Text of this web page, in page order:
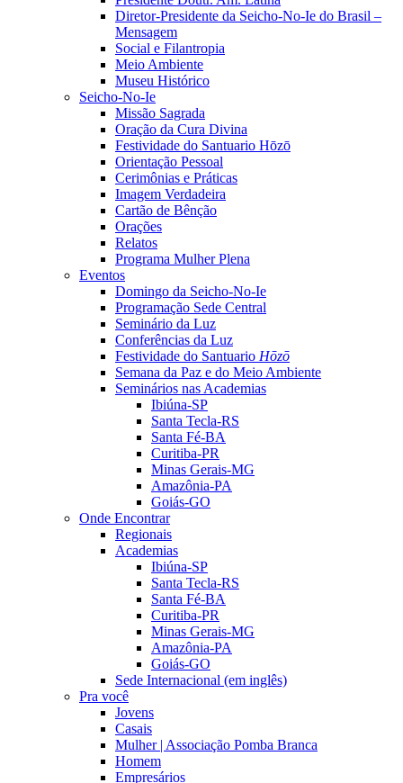
Diretor-Presidente da Seicho-No-Ie do Brasil –
Mensagem
Social e Filantropia
Meio Ambiente
Museu Histórico
Seicho-No-Ie
Missão Sagrada
Oração da Cura Divina
Festividade do Santuario Hōzō
Orientação Pessoal
Cerimônias e Práticas
Imagem Verdadeira
Cartão de Bênção
Orações
Relatos
Programa Mulher Plena
Eventos
Domingo da Seicho-No-Ie
Programação Sede Central
Seminário da Luz
Conferências da Luz
Festividade do Santuario Hōzō
Semana da Paz e do Meio Ambiente
Seminários nas Academias
Ibiúna-SP
Santa Tecla-RS
Santa Fé-BA
Curitiba-PR
Minas Gerais-MG
Amazônia-PA
Goiás-GO
Onde Encontrar
Regionais
Academias
Ibiúna-SP
Santa Tecla-RS
Santa Fé-BA
Curitiba-PR
Minas Gerais-MG
Amazônia-PA
Goiás-GO
Sede Internacional (em inglês)
Pra você
Jovens
Casais
Mulher | Associação Pomba Branca
Homem
Empresários